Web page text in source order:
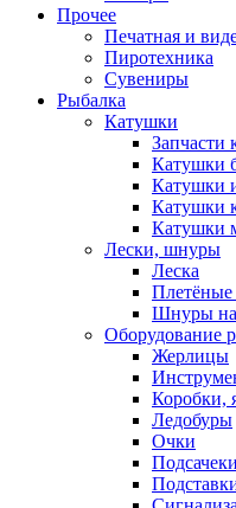
Прочее
Печатная и
Пиротехника
Сувениры
Рыбалка
Катушки
Запчасти
Катушки
Катушки
Катушки
Катушки
Лески, шнуры
Леска
Шнуры
Оборудование
Жерлицы
Коробки,
Ледобуры
Очки